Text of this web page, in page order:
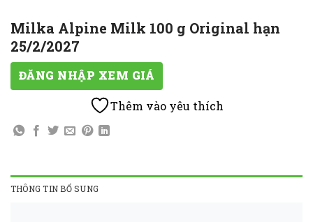
Milka Alpine Milk 100 g Original hạn
25/2/2027
ĐĂNG NHẬP XEM GIÁ
Thêm vào yêu thích
THÔNG TIN BỔ SUNG